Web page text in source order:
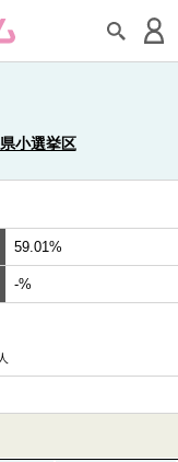
小選挙区
59.01%
-%